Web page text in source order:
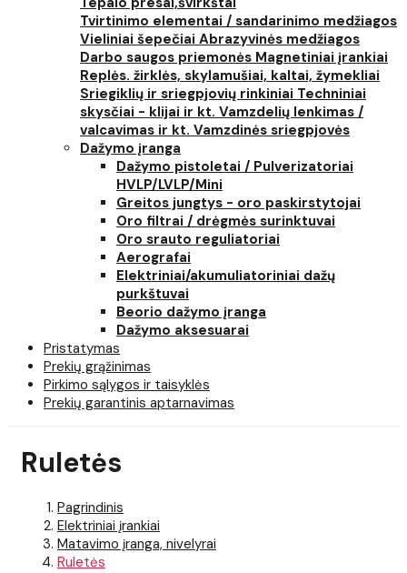
Tvirtinimo elementai / sandarinimo medžiagos
Vieliniai šepečiai Abrazyvinės medžiagos
Darbo saugos priemonės Magnetiniai įrankiai
Replės. žirklės, skylamušiai, kaltai, žymekliai
Sriegiklių ir sriegpjovių rinkiniai Techniniai
skysčiai - klijai ir kt. Vamzdelių lenkimas /
valcavimas ir kt. Vamzdinės sriegpjovės
Dažymo įranga
Dažymo pistoletai / Pulverizatoriai
HVLP/LVLP/Mini
Greitos jungtys - oro paskirstytojai
Oro filtrai / drėgmės surinktuvai
Oro srauto reguliatoriai
Aerografai
Elektriniai/akumuliatoriniai dažų
purkštuvai
Beorio dažymo įranga
Dažymo aksesuarai
Pristatymas
Prekių grąžinimas
Pirkimo sąlygos ir taisyklės
Prekių garantinis aptarnavimas
Ruletės
Pagrindinis
Elektriniai įrankiai
Matavimo įranga, nivelyrai
Ruletės